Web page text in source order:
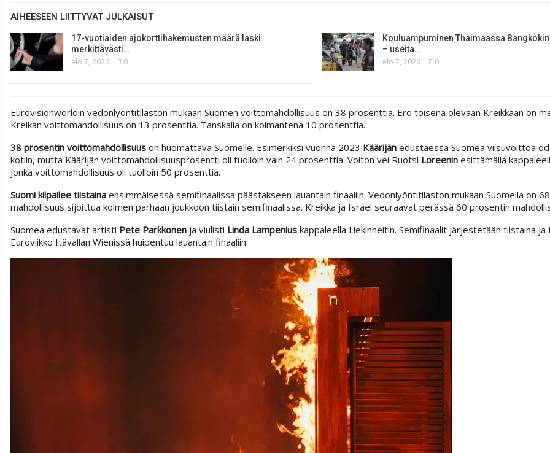
AIHEESEEN LIITTYVÄT JULKAISUT
17-vuotiaiden ajokorttihakemusten määrä laski
merkittävästi…
elo 7, 2026 0
Kouluampuminen Thaimaassa
– useita…
elo 7, 2026 0
Eurovisionworldin vedonlyöntitilaston mukaan Suomen voittomahdollisuus on 38 prosenttia. Ero toisena olevaan Kreikkaan on
Kreikan voittomahdollisuus on 13 prosenttia. Tanskalla on kolmantena 10 prosenttia.
38 prosentin voittomahdollisuus on huomattava Suomelle. Esimerkiksi vuonna 2023 Käärijän edustaessa Suomea viisuvoittoa
kotiin, mutta Käärijän voittomahdollisuusprosentti oli tuolloin vain 24 prosenttia. Voiton vei Ruotsi Loreenin esittämällä
jonka voittomahdollisuus oli tuolloin 50 prosenttia.
Suomi kilpailee tiistaina ensimmäisessä semifinaalissa päästäkseen lauantain finaaliin. Vedonlyöntitilaston mukaan Suomella on
mahdollisuus sijoittua kolmen parhaan joukkoon tiistain semifinaalissa. Kreikka ja Israel seuraavat perässä 60 prosentin
Suomea edustavat artisti Pete Parkkonen ja viulisti Linda Lampenius kappaleella Liekinheitin. Semifinaalit järjestetään tiistaina ja
Euroviikko Itävallan Wienissä huipentuu lauantain finaaliin.